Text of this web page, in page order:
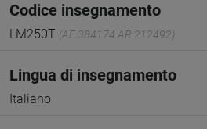
Codice insegnamento
LM250T (AF:384174 AR:212492)
Lingua di insegnamento
Italiano